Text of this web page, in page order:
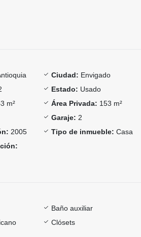
Ciudad: Envigado
Estado: Usado
m² Área Privada: 153 m²
Garaje: 2
2005 Tipo de inmueble: Casa
Baño auxiliar
Clósets